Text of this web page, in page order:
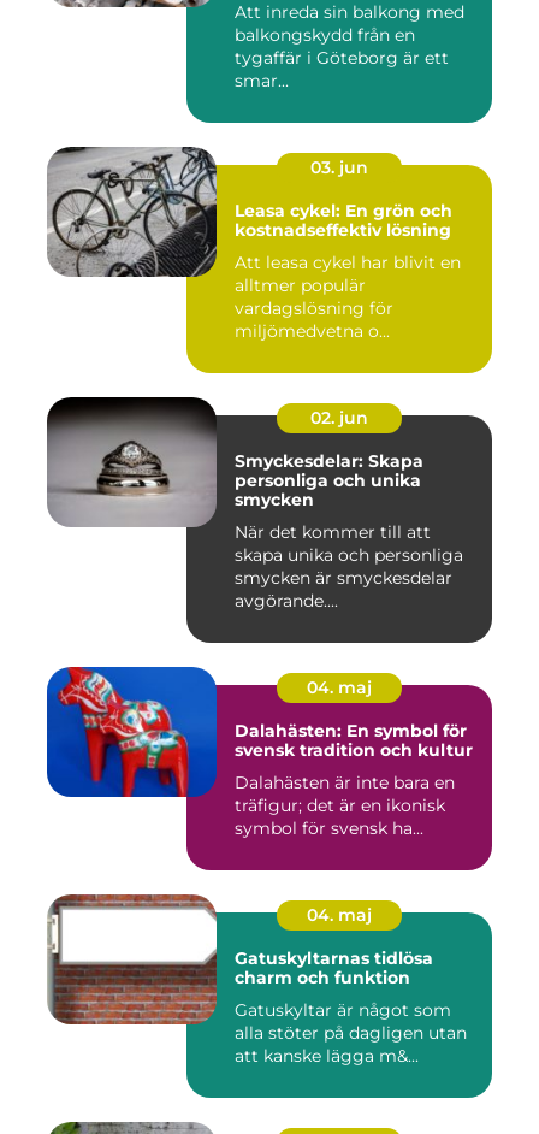
Att inreda sin balkong med
balkongskydd från en
tygaffär i Göteborg är ett
smar...
03. jun
Leasa cykel: En grön och
kostnadseffektiv lösning
Att leasa cykel har blivit en
alltmer populär
vardagslösning för
miljömedvetna o...
02. jun
Smyckesdelar: Skapa
personliga och unika
smycken
När det kommer till att
skapa unika och personliga
smycken är smyckesdelar
avgörande....
04. maj
Dalahästen: En symbol för
svensk tradition och kultur
Dalahästen är inte bara en
träfigur; det är en ikonisk
symbol för svensk ha...
04. maj
Gatuskyltarnas tidlösa
charm och funktion
Gatuskyltar är något som
alla stöter på dagligen utan
att kanske lägga m&...